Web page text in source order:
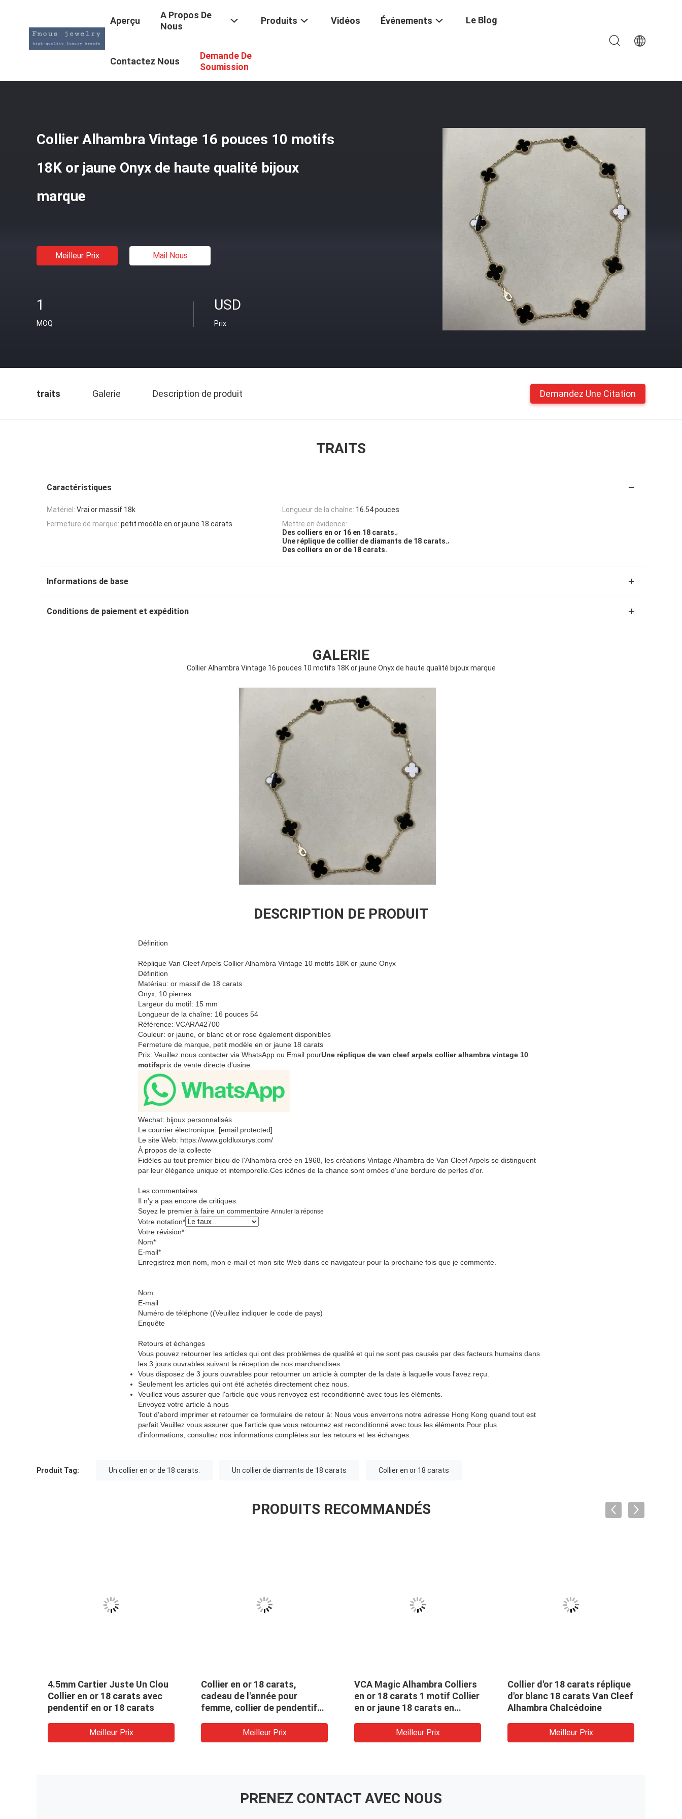
Aperçu
A Propos De
Nous
Produits Vidéos Événements Le Blog
Contactez Nous
Demande De
Soumission
Collier Alhambra Vintage 16 Pouces 10 Motifs 18K Or Jaune Onyx De Haute Qualité Bijoux Marque
Collier Alhambra Vintage 16 pouces 10 motifs
18K or jaune Onyx de haute qualité bijoux
marque
Meilleur Prix Mail Nous
1
MOQ
USD
Prix
traits Galerie Description de produit Demandez Une Citation
TRAITS
Caractéristiques
Matériel: Vrai or massif 18k Longueur de la chaîne: 16.54 pouces
Fermeture de marque: petit modèle en or jaune 18 carats
Mettre en évidence:
Des colliers en or 16 en 18 carats.,
Une réplique de collier de diamants de 18 carats.,
Des colliers en or de 18 carats.
Informations de base
Conditions de paiement et expédition
GALERIE
Collier Alhambra Vintage 16 pouces 10 motifs 18K or jaune Onyx de haute qualité bijoux marque
DESCRIPTION DE PRODUIT
Définition
Réplique Van Cleef Arpels Collier Alhambra Vintage 10 motifs 18K or jaune Onyx
Définition
Matériau: or massif de 18 carats
Onyx, 10 pierres
Largeur du motif: 15 mm
Longueur de la chaîne: 16 pouces 54
Référence: VCARA42700
Couleur: or jaune, or blanc et or rose également disponibles
Fermeture de marque, petit modèle en or jaune 18 carats
Prix: Veuillez nous contacter via WhatsApp ou Email pourUne réplique de van cleef arpels collier alhambra vintage 10
motifsprix de vente directe d'usine.
Wechat: bijoux personnalisés
Le courrier électronique: [email protected]
Le site Web: https://www.goldluxurys.com/
À propos de la collecte
Fidèles au tout premier bijou de l'Alhambra créé en 1968, les créations Vintage Alhambra de Van Cleef Arpels se distinguent
par leur élégance unique et intemporelle.Ces icônes de la chance sont ornées d'une bordure de perles d'or.
Les commentaires
Il n'y a pas encore de critiques.
Soyez le premier à faire un commentaire Annuler la réponse
Votre notation*
Votre révision*
Nom*
E-mail*
Enregistrez mon nom, mon e-mail et mon site Web dans ce navigateur pour la prochaine fois que je commente.
Nom
E-mail
Numéro de téléphone ((Veuillez indiquer le code de pays)
Enquête
Retours et échanges
Vous pouvez retourner les articles qui ont des problèmes de qualité et qui ne sont pas causés par des facteurs humains dans
les 3 jours ouvrables suivant la réception de nos marchandises.
Vous disposez de 3 jours ouvrables pour retourner un article à compter de la date à laquelle vous l'avez reçu.
Seulement les articles qui ont été achetés directement chez nous.
Veuillez vous assurer que l'article que vous renvoyez est reconditionné avec tous les éléments.
Envoyez votre article à nous
Tout d'abord imprimer et retourner ce formulaire de retour à: Nous vous enverrons notre adresse Hong Kong quand tout est
parfait.Veuillez vous assurer que l'article que vous retournez est reconditionné avec tous les éléments.Pour plus
d'informations, consultez nos informations complètes sur les retours et les échanges.
Produit Tag: Un collier en or de 18 carats. Un collier de diamants de 18 carats Collier en or 18 carats
PRODUITS RECOMMANDÉS
4.5mm Cartier Juste Un Clou
Collier en or 18 carats avec
pendentif en or 18 carats
Meilleur Prix
Collier en or 18 carats,
cadeau de l'année pour
femme, collier de pendentif
Meilleur Prix
VCA Magic Alhambra Colliers
en or 18 carats 1 motif Collier
en or jaune 18 carats en
Meilleur Prix
Collier d'or 18 carats réplique
d'or blanc 18 carats Van Cleef
Alhambra Chalcédoine
Meilleur Prix
PRENEZ CONTACT AVEC NOUS